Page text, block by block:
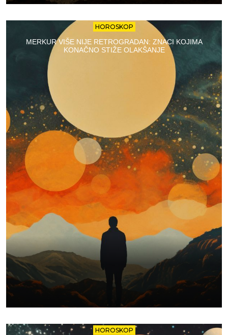
HOROSKOP
MERKUR VIŠE NIJE RETROGRADAN: ZNACI KOJIMA
KONAČNO STIŽE OLAKŠANJE
HOROSKOP